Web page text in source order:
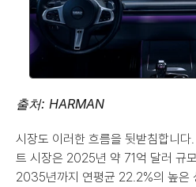
출처: HARMAN
시장도 이러한 흐름을 뒷받침합니다
트 시장은 2025년 약 71억 달러 규
2035년까지 연평균 22.2%의 높은